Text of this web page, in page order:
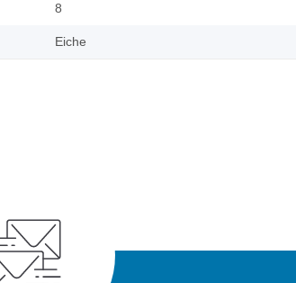
8
Eiche